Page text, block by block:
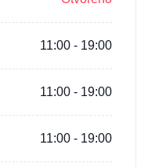
11:00 - 19:00
11:00 - 19:00
11:00 - 19:00